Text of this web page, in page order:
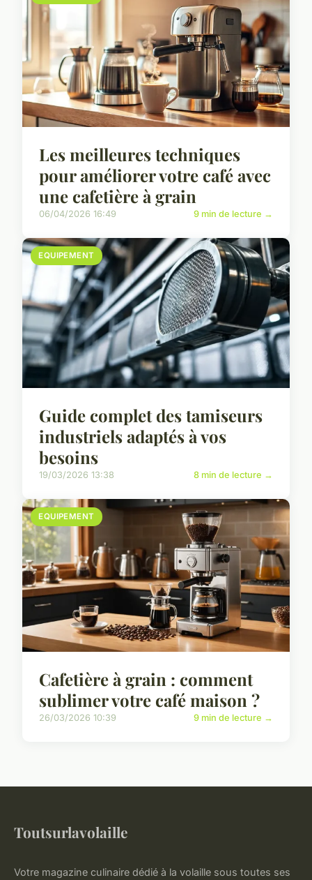
Les meilleures techniques
pour améliorer votre café avec
une cafetière à grain
06/04/2026 16:49 9 min de lecture →
EQUIPEMENT
Guide complet des tamiseurs
industriels adaptés à vos
besoins
19/03/2026 13:38 8 min de lecture →
EQUIPEMENT
Cafetière à grain : comment
sublimer votre café maison ?
26/03/2026 10:39 9 min de lecture →
Toutsurlavolaille
Votre magazine culinaire dédié à la volaille sous toutes ses